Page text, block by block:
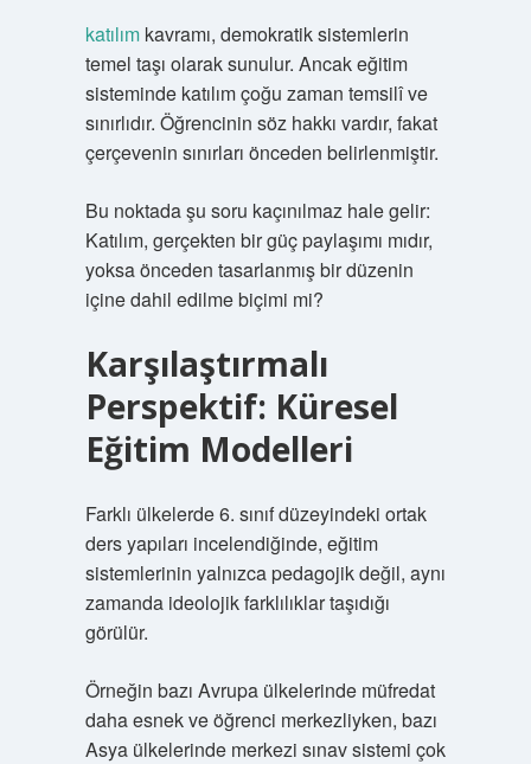
katılımkavramı, demokratik sistemlerin
temel taşı olarak sunulur. Ancak eğitim
sisteminde katılım çoğu zaman temsilî ve
sınırlıdır. Öğrencinin söz hakkı vardır, fakat
çerçevenin sınırları önceden belirlenmiştir.
Bu noktada şu soru kaçınılmaz hale gelir:
Katılım, gerçekten bir güç paylaşımı mıdır,
yoksa önceden tasarlanmış bir düzenin
içine dahil edilme biçimi mi?
Karşılaştırmalı
Perspektif: Küresel
Eğitim Modelleri
Farklı ülkelerde 6. sınıf düzeyindeki ortak
ders yapıları incelendiğinde, eğitim
sistemlerinin yalnızca pedagojik değil, aynı
zamanda ideolojik farklılıklar taşıdığı
görülür.
Örneğin bazı Avrupa ülkelerinde müfredat
daha esnek ve öğrenci merkezliyken, bazı
Asya ülkelerinde merkezi sınav sistemi çok